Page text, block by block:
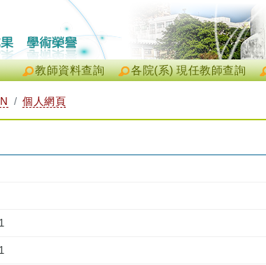
各院(系) 現任教師查詢
教師資料查詢
個人網頁